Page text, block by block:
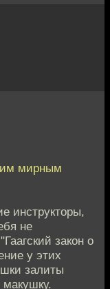
мирным
инструкторы,
не
закон о
у этих
залиты